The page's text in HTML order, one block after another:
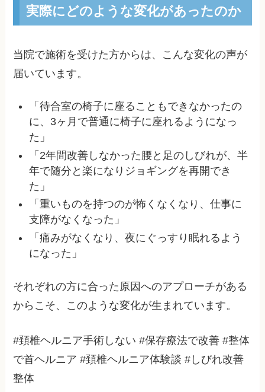
実際にどのような変化があったのか
当院で施術を受けた方からは、こんな変化の声が
届いています。
「待合室の椅子に座ることもできなかったの
に、3ヶ月で普通に椅子に座れるようになっ
た」
「2年間改善しなかった腰と足のしびれが、半
年で随分と楽になりジョギングを再開でき
た」
「重いものを持つのが怖くなくなり、仕事に
支障がなくなった」
「痛みがなくなり、夜にぐっすり眠れるよう
になった」
それぞれの方に合った原因へのアプローチがある
からこそ、このような変化が生まれています。
#頚椎ヘルニア手術しない #保存療法で改善 #整体
で首ヘルニア #頚椎ヘルニア体験談 #しびれ改善
整体